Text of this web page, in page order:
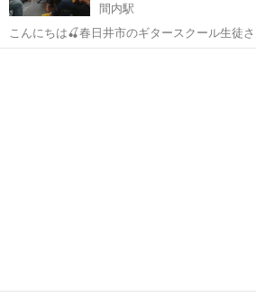
間内駅
こんにちは🍒春日井市のギタースクール生徒
教室・稲葉先生（火曜日・夜月2回・6千円～